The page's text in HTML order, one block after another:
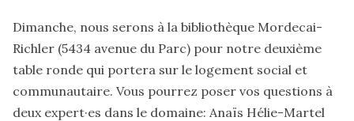
Dimanche, nous serons à la bibliothèque Mordecai-
Richler (5434 avenue du Parc) pour notre deuxième
table ronde qui portera sur le logement social et
communautaire. Vous pourrez poser vos questions à
deux expert·es dans le domaine: Anaïs Hélie-Martel